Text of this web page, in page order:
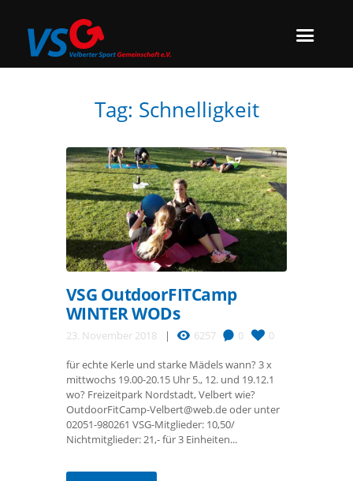
Tag: Schnelligkeit
VSG OutdoorFITCamp
WINTER WODs
23. November 2018 6257 0 0
für echte Kerle und starke Mädels wann? 3 x
mittwochs 19.00-20.15 Uhr 5., 12. und 19.12.1
wo? Freizeitpark Nordstadt, Velbert wie?
OutdoorFitCamp-Velbert@web.de oder unter
02051-980261 VSG-Mitglieder: 10,50/
Nichtmitglieder: 21,- für 3 Einheiten...